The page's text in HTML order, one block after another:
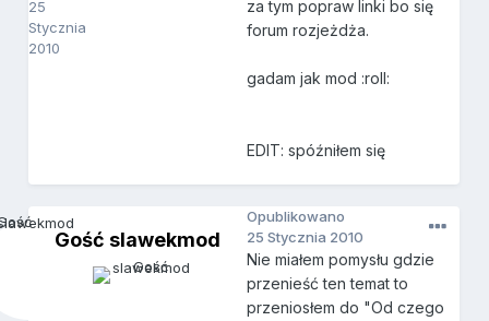
25
Stycznia
2010
za tym popraw linki bo się
forum rozjeżdża.
gadam jak mod :roll:
EDIT: spóźniłem się
Gość slawekmod
Opublikowano
25 Stycznia 2010
Nie miałem pomysłu gdzie
przenieść ten temat to
przeniosłem do "Od czego